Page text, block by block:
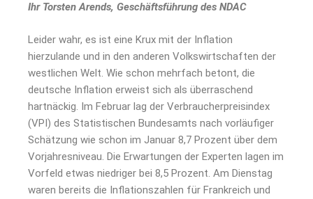
Ihr Torsten Arends, Geschäftsführung des NDAC
Leider wahr, es ist eine Krux mit der Inflation
hierzulande und in den anderen Volkswirtschaften der
westlichen Welt. Wie schon mehrfach betont, die
deutsche Inflation erweist sich als überraschend
hartnäckig. Im Februar lag der Verbraucherpreisindex
(VPI) des Statistischen Bundesamts nach vorläufiger
Schätzung wie schon im Januar 8,7 Prozent über dem
Vorjahresniveau. Die Erwartungen der Experten lagen im
Vorfeld etwas niedriger bei 8,5 Prozent. Am Dienstag
waren bereits die Inflationszahlen für Frankreich und